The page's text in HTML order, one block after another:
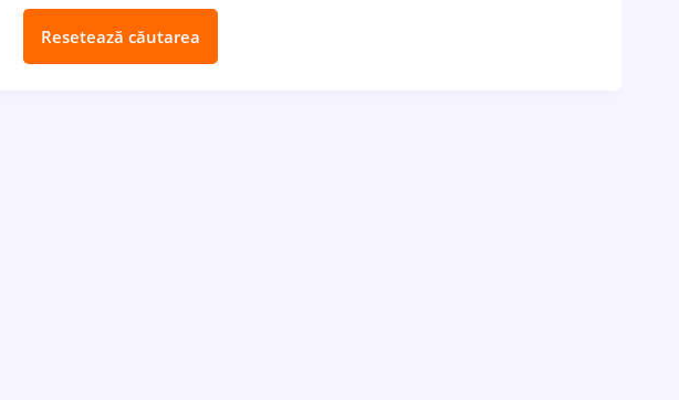
Resetează căutarea